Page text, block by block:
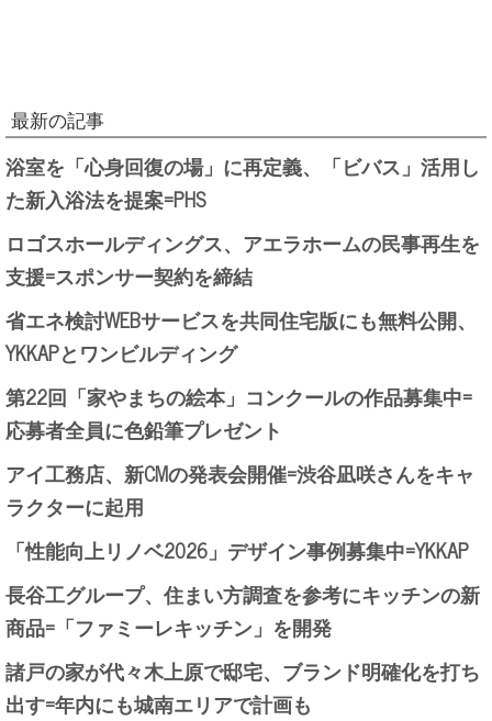
最新の記事
浴室を「心身回復の場」に再定義、「ビバス」活用し
た新入浴法を提案=PHS
ロゴスホールディングス、アエラホームの民事再生を
支援=スポンサー契約を締結
省エネ検討WEBサービスを共同住宅版にも無料公開、
YKKAPとワンビルディング
第22回「家やまちの絵本」コンクールの作品募集中=
応募者全員に色鉛筆プレゼント
アイ工務店、新CMの発表会開催=渋谷凪咲さんをキャ
ラクターに起用
「性能向上リノベ2026」デザイン事例募集中=YKKAP
長谷工グループ、住まい方調査を参考にキッチンの新
商品=「ファミーレキッチン」を開発
諸戸の家が代々木上原で邸宅、ブランド明確化を打ち
出す=年内にも城南エリアで計画も